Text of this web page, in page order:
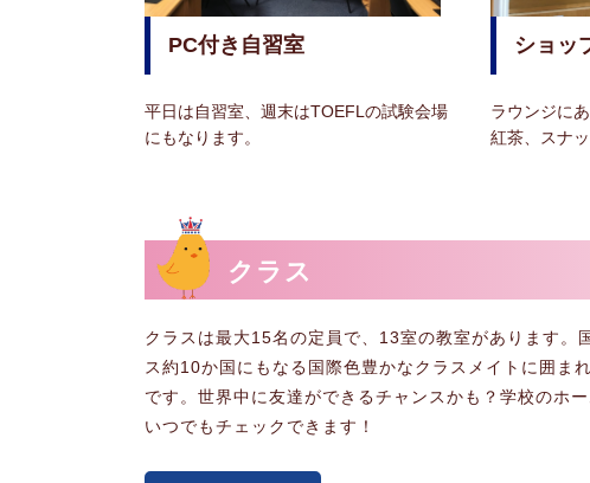
PC付き自習室
平日は自習室、週末はTOEFLの試験会場
にもなります。
ショッ
ラウンジに
紅茶、スナ
クラス
クラスは最大15名の定員で、13室の教室があります。
ス約10か国にもなる国際色豊かなクラスメイトに囲ま
です。世界中に友達ができるチャンスかも？学校のホ
いつでもチェックできます！